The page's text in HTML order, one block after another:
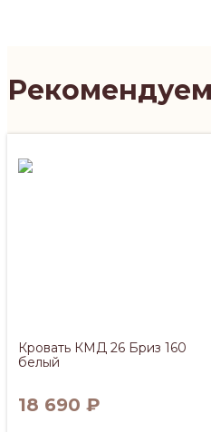
Кровать КМД 26 Бриз 160
белый
18 690 ₽